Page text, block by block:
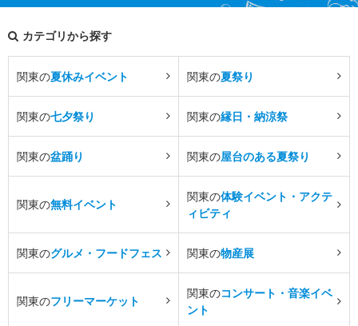
カテゴリから探す
関東の夏休みイベント 関東の夏祭り
関東の七夕祭り 関東の縁日・納涼祭
関東の盆踊り 関東の屋台のある夏祭り
関東の無料イベント
関東の体験イベント・アクテ
ィビティ
関東のグルメ・フードフェス 関東の物産展
関東のフリーマーケット
関東のコンサート・音楽イベ
ント